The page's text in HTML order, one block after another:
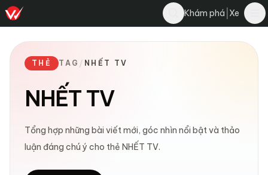
Khám phá Xe
THẺ TAG / NHẾT TV
NHẾT TV
Tổng hợp những bài viết mới, góc nhìn nổi bật và thảo
luận đáng chú ý cho thẻ NHẾT TV.